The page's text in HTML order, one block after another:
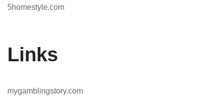
5homestyle.com
Links
mygamblingstory.com